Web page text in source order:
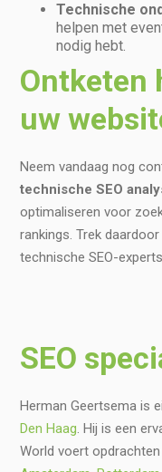
Technische
helpen met
nodig hebt.
Ontketen
uw
Neem vandaag nog
technische SEO
optimaliseren voor
rankings. Trek
technische SEO-
SEO
Herman Geertsema is
Den Haag. Hij is een
World voert